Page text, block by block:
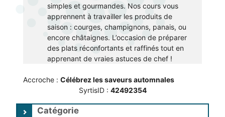
Livres audio
JE N'AI PAS DE COMPTE
Je me préinscris
J'AI BESOIN D'AIDE
Aide à la connexion
J'ai oublié mon mot de passe
simples et gourmandes. Nos cours vous
apprennent à travailler les produits de
saison : courges, champignons, panais, ou
encore châtaignes. L’occasion de préparer
des plats réconfortants et raffinés tout en
apprenant de vraies astuces de chef !
Accroche : Célébrez les saveurs automnales
SyrtisID : 42492354
Catégorie